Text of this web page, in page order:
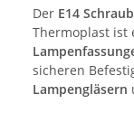
Der E14
Thermoplast ist
sicheren
Lampengläsern